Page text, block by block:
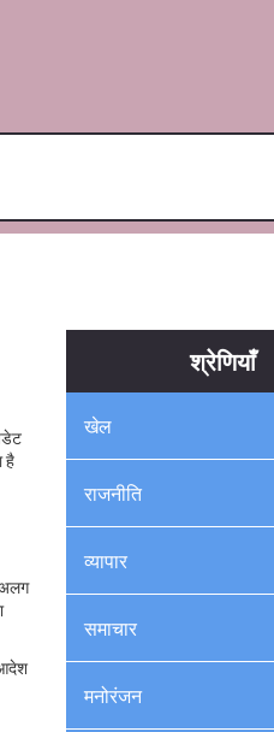
है
अलग
आदेश
श्रेणियाँ
खेल
राजनीति
व्यापार
समाचार
मनोरंजन